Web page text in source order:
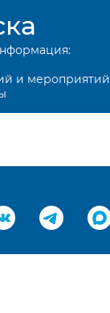
и мероприятий
mail